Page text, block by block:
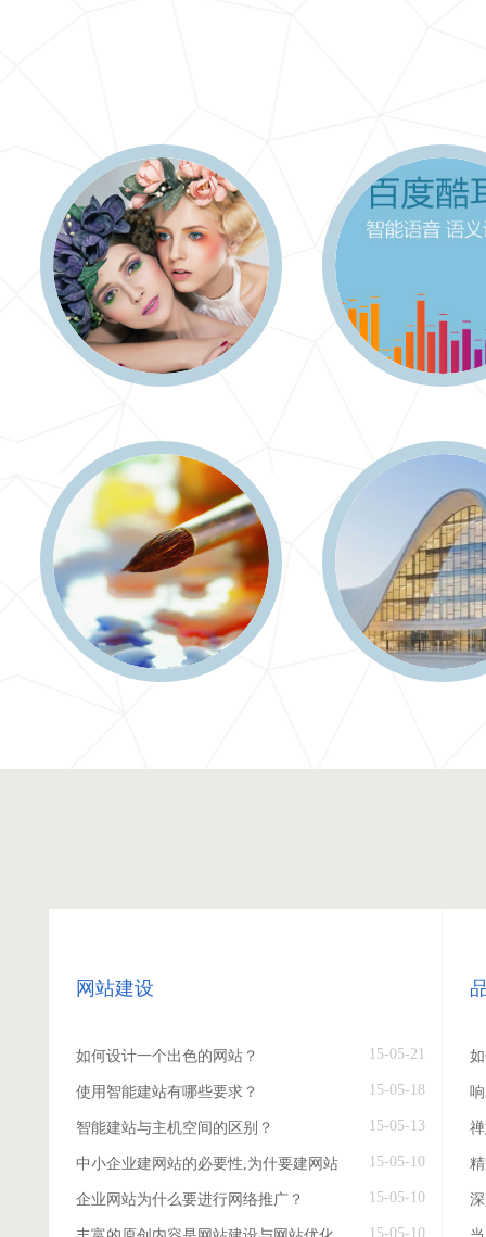
网站建设
如何设计一个出色的网站？ 15-05-21
使用智能建站有哪些要求？ 15-05-18
智能建站与主机空间的区别？ 15-05-13
中小企业建网站的必要性,为什要建网站 15-05-10
企业网站为什么要进行网络推广？ 15-05-10
15-05-10